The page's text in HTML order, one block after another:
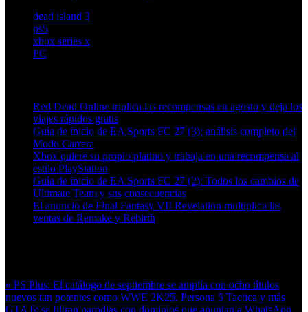
dead island 3
ps5
xbox series x
PC
Red Dead Online triplica las recompensas en agosto y deja los
viajes rápidos gratis
Guía de inicio de EA Sports FC 27 (3): análisis completo del
Modo Carrera
Xbox quiere su propio platino y trabaja en una recompensa al
estilo PlayStation
Guía de inicio de EA Sports FC 27 (2): Todos los cambios de
Ultimate Team y sus consecuencias
El anuncio de Final Fantasy VII Revelation multiplica las
ventas de Remake y Rebirth
« PS Plus: El catálogo de septiembre se amplía con ocho títulos
nuevos tan potentes como WWE 2K25, Persona 5 Tactica y más
GTA 6: se filtran parodias con dominios que apuntan a WhatsApp,